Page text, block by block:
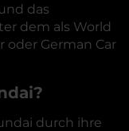
das
dem als World
oder German Car
durch ihre